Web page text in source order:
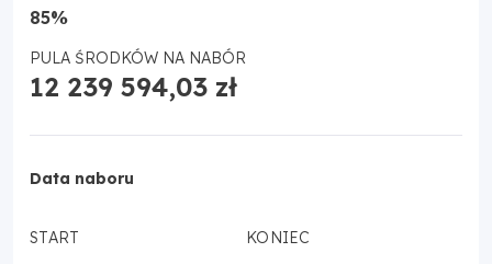
85%
PULA ŚRODKÓW NA NABÓR
12 239 594,03 zł
Data naboru
START KONIEC